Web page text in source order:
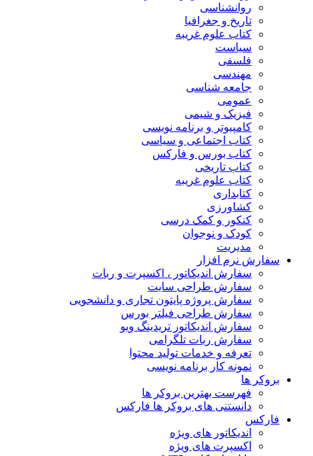
روانشناسی
تاریخ و جغرافیا
کتاب علوم غریبه
سیاست
فلسفی
مهندسی
جامعه شناسی
عمومی
فیزیک و شیمی
کامپیوتر و برنامه نویسی
کتاب اجتماعی و سیاسی
کتاب بورس و فارکس
کتاب تاریخی
کتاب علوم غریبه
کتابداری
کشاورزی
کنکور و کمک‌ درسی
کودک و نوجوان
مدیریت
سفارش نرم افزار
سفارش اندیکاتور ، اکسپرت و ربات
سفارش طراحی سایت
سفارش پروژه پایتون تجاری و دانشجویی
سفارش طراحی فیلتر بورس
سفارش اندیکاتور تریدینگ ویو
سفارش ربات تلگرامی
تعرفه و خدمات تولید محتوا
نمونه کار برنامه نویسی
بروکر ها
فهرست بهترین بروکر ها
دانستنی های بروکر ها فارکس
فارکس
اندیکاتور های ویژه
اکسپرت های ویژه